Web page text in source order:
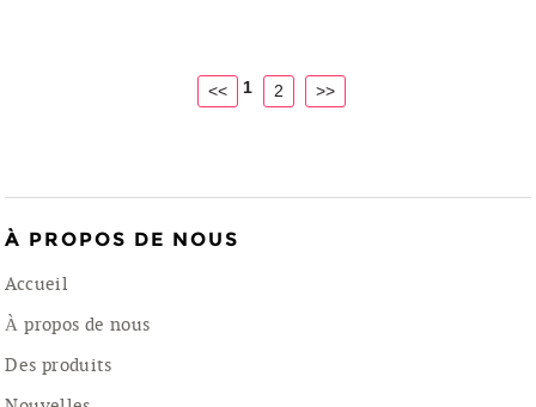
<< 1 2 >>
À PROPOS DE NOUS
Accueil
À propos de nous
Des produits